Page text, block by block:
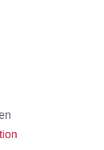
Kopf der
Inhalt
Fuß der